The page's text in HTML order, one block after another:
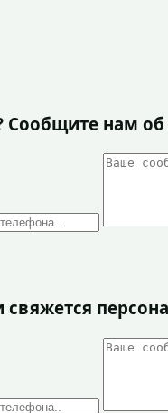
Сообщите нам
свяжется